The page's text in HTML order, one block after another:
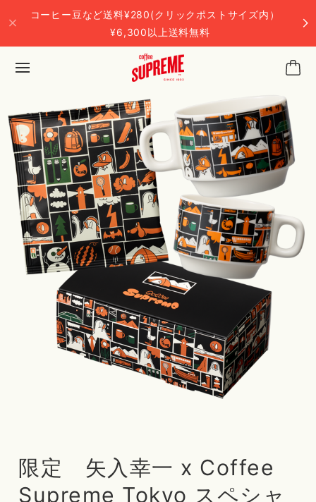
コーヒー豆など送料¥280(クリックポストサイズ内）
¥6,300以上送料無料
限定 矢入幸一 x Coffee
Supreme Tokyo スペシャ